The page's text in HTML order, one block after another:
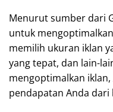
Menurut sumber dari
untuk
memilih ukuran iklan
yang tepat, dan lain-
mengoptimalkan
pendapatan Anda dari